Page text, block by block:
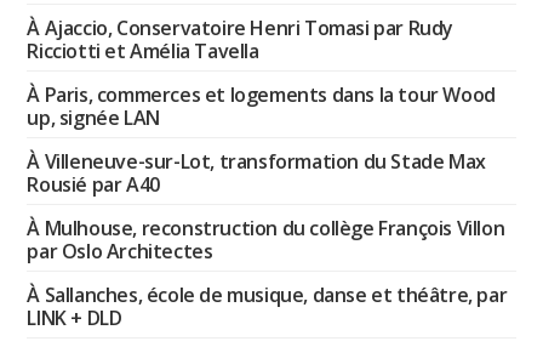
À Ajaccio, Conservatoire Henri Tomasi par Rudy
Ricciotti et Amélia Tavella
À Paris, commerces et logements dans la tour Wood
up, signée LAN
À Villeneuve-sur-Lot, transformation du Stade Max
Rousié par A40
À Mulhouse, reconstruction du collège François Villon
par Oslo Architectes
À Sallanches, école de musique, danse et théâtre, par
LINK + DLD